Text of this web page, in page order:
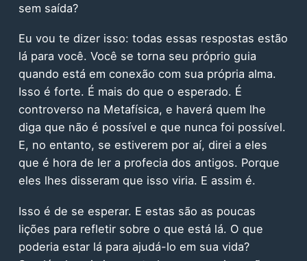
sem saída?
Eu vou te dizer isso: todas essas respostas estão
lá para você. Você se torna seu próprio guia
quando está em conexão com sua própria alma.
Isso é forte. É mais do que o esperado. É
controverso na Metafísica, e haverá quem lhe
diga que não é possível e que nunca foi possível.
E, no entanto, se estiverem por aí, direi a eles
que é hora de ler a profecia dos antigos. Porque
eles lhes disseram que isso viria. E assim é.
Isso é de se esperar. E estas são as poucas
lições para refletir sobre o que está lá. O que
poderia estar lá para ajudá-lo em sua vida?